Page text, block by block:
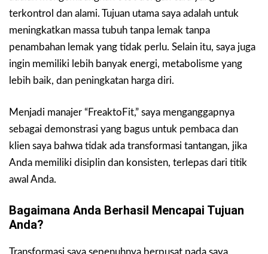
terkontrol dan alami. Tujuan utama saya adalah untuk
meningkatkan massa tubuh tanpa lemak tanpa
penambahan lemak yang tidak perlu. Selain itu, saya juga
ingin memiliki lebih banyak energi, metabolisme yang
lebih baik, dan peningkatan harga diri.
Menjadi manajer “FreaktoFit,” saya menganggapnya
sebagai demonstrasi yang bagus untuk pembaca dan
klien saya bahwa tidak ada transformasi tantangan, jika
Anda memiliki disiplin dan konsisten, terlepas dari titik
awal Anda.
Bagaimana Anda Berhasil Mencapai Tujuan
Anda?
Transformasi saya sepenuhnya berpusat pada saya